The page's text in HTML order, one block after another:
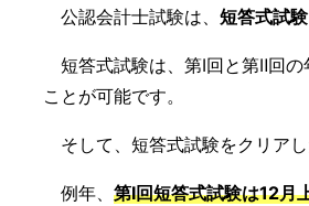
公認会計士試験は、 短答式試験
短答式試験は、第Ⅰ回と第Ⅱ回
ことが可能です。
そして、短答式試験をクリアし
例年、 第Ⅰ回短答式試験は12